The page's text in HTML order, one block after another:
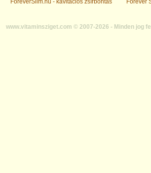
ForeverSlim.hu - kavitációs zsírbontás Forever
www.vitaminsziget.com © 2007-2026 - Minden jog